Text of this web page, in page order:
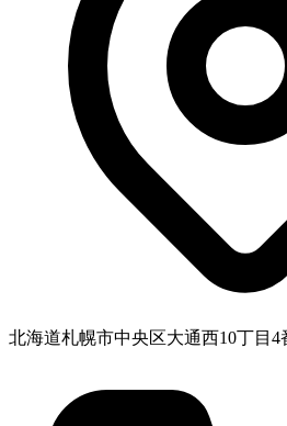
北海道札幌市中央区大通西10丁目